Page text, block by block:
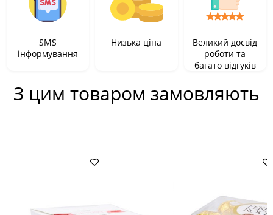
SMS
інформування
Низька ціна
Великий досвід
роботи та
багато відгуків
З цим товаром замовляють